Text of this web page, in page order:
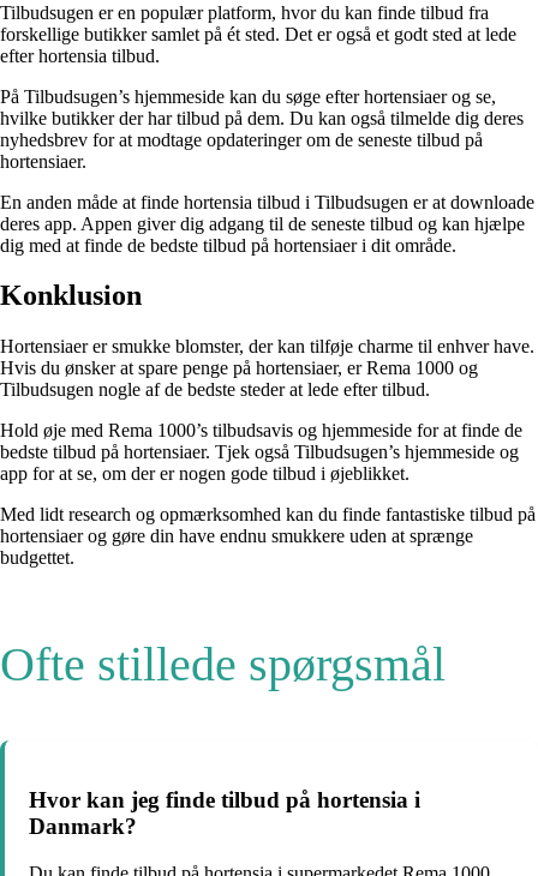
Tilbudsugen er en populær platform, hvor du kan finde tilbud fra
forskellige butikker samlet på ét sted. Det er også et godt sted at lede
efter hortensia tilbud.
På Tilbudsugen’s hjemmeside kan du søge efter hortensiaer og se,
hvilke butikker der har tilbud på dem. Du kan også tilmelde dig deres
nyhedsbrev for at modtage opdateringer om de seneste tilbud på
hortensiaer.
En anden måde at finde hortensia tilbud i Tilbudsugen er at downloade
deres app. Appen giver dig adgang til de seneste tilbud og kan hjælpe
dig med at finde de bedste tilbud på hortensiaer i dit område.
Konklusion
Hortensiaer er smukke blomster, der kan tilføje charme til enhver have.
Hvis du ønsker at spare penge på hortensiaer, er Rema 1000 og
Tilbudsugen nogle af de bedste steder at lede efter tilbud.
Hold øje med Rema 1000’s tilbudsavis og hjemmeside for at finde de
bedste tilbud på hortensiaer. Tjek også Tilbudsugen’s hjemmeside og
app for at se, om der er nogen gode tilbud i øjeblikket.
Med lidt research og opmærksomhed kan du finde fantastiske tilbud på
hortensiaer og gøre din have endnu smukkere uden at sprænge
budgettet.
Ofte stillede spørgsmål
Hvor kan jeg finde tilbud på hortensia i
Danmark?